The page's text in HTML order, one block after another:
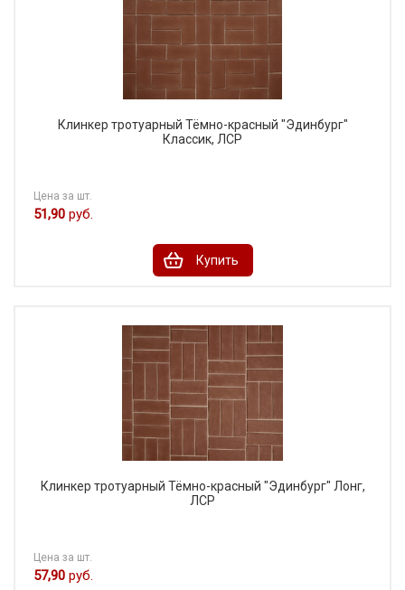
Клинкер тротуарный Тёмно-красный "Эдинбург"
Классик, ЛСР
Цена за шт.
51,90 руб.
Купить
Клинкер тротуарный Тёмно-красный "Эдинбург" Лонг,
ЛСР
Цена за шт.
57,90 руб.